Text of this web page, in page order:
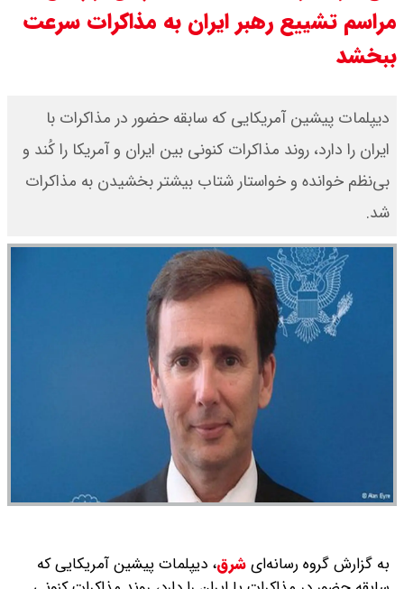
مراسم تشییع رهبر ایران به مذاکرات سرعت
ببخشد
دیپلمات پیشین آمریکایی که سابقه حضور در مذاکرات با
ایران را دارد، روند مذاکرات کنونی بین ایران و آمریکا را کُند و
بی‌نظم خوانده و خواستار شتاب بیشتر بخشیدن به مذاکرات
شد.
به گزارش گروه رسانه‌ایشرق، دیپلمات پیشین آمریکایی که